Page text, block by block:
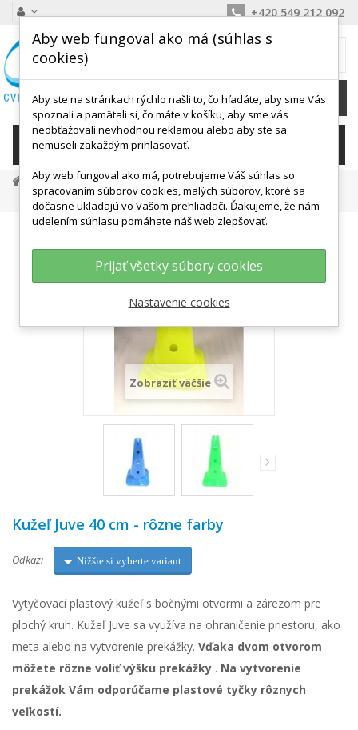
+420 549 212 092
KATEGÓRIE
Tréningové Potreby
Kužele, Bloky, Méty
Kužeľ Juve 40 Cm - Rôzne Farby
Zobraziť väčšie
Kužeľ Juve 40 cm - rôzne farby
Odkaz: Nižšie si vyberte variant
Vytyčovací plastový kužeľ s bočnými otvormi a zárezom pre
plochý kruh. Kužeľ Juve sa využíva na ohraničenie priestoru, ako
meta alebo na vytvorenie prekážky. Vďaka dvom otvorom
môžete rôzne voliť výšku prekážky . Na vytvorenie
prekážok Vám odporúčame plastové tyčky rôznych
veľkostí.
Aby web fungoval ako má (súhlas s
cookies)
Aby ste na stránkach rýchlo našli to, čo hľadáte, aby sme Vás
spoznali a pamätali si, čo máte v košíku, aby sme vás
neobťažovali nevhodnou reklamou alebo aby ste sa
nemuseli zakaždým prihlasovať.
Aby web fungoval ako má, potrebujeme Váš súhlas so
spracovaním súborov cookies, malých súborov, ktoré sa
dočasne ukladajú vo Vašom prehliadači. Ďakujeme, že nám
udelením súhlasu pomáhate náš web zlepšovať.
Prijať všetky súbory cookies
Nastavenie cookies